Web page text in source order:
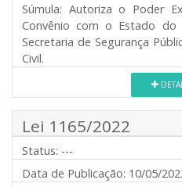
Súmula: Autoriza o Poder
Convênio com o Estado
Secretaria de Segurança
Civil.
Lei 1165/2022
Status: ---
Data de Publicação: 10/05/